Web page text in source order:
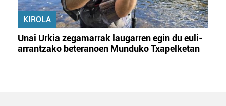
KIROLA
Unai Urkia zegamarrak laugarren egin du euli-
arrantzako beteranoen Munduko Txapelketan